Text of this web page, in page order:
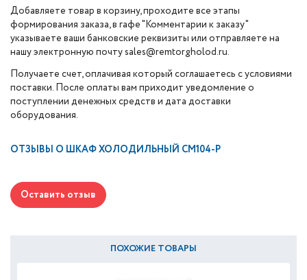
Добавляете товар в корзину, проходите все этапы
формирования заказа, в гафе "Комментарии к заказу"
указываете ваши банковские реквизиты или отправляете на
нашу электронную почту sales@remtorgholod.ru.
Получаете счет, оплачивая который соглашаетесь с условиями
поставки. После оплаты вам приходит уведомление о
поступлении денежных средств и дата доставки
оборудования.
ОТЗЫВЫ О ШКАФ ХОЛОДИЛЬНЫЙ CM104-P
Оставить отзыв
ПОХОЖИЕ ТОВАРЫ